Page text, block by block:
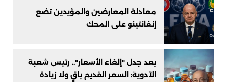
معادلة المعارضين والمؤيدين تضع
إنفانتينو على المحك
بعد جدل "إلغاء الأسعار".. رئيس شعبة
الأدوية: السعر القديم باقٍ ولا زيادة